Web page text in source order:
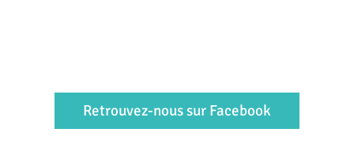
Retrouvez-nous sur Facebook